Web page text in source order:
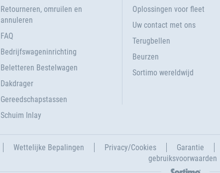
Retourneren, omruilen en
annuleren
FAQ
Bedrijfswageninrichting
Beletteren Bestelwagen
Dakdrager
Gereedschapstassen
Schuim Inlay
Oplossingen voor fleet
Uw contact met ons
Terugbellen
Beurzen
Sortimo wereldwijd
Wettelijke Bepalingen Privacy/Cookies Garantie
gebruiksvoorwaarden